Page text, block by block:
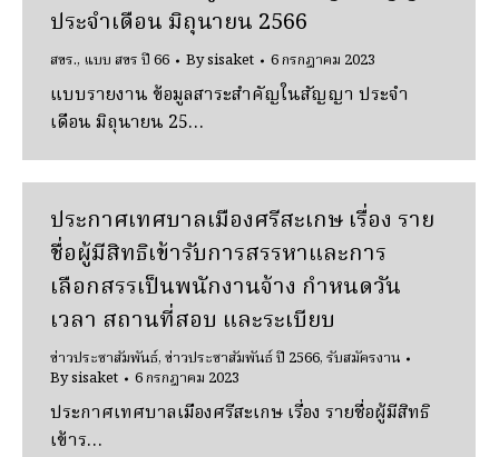
ประจำเดือน มิถุนายน 2566
สขร., แบบ สขร ปี 66 Bysisaket 6 กรกฎาคม 2023
แบบรายงาน ข้อมูลสาระสำคัญในสัญญา ประจำ
เดือน มิถุนายน 25…
ประกาศเทศบาลเมืองศรีสะเกษ เรื่อง ราย
ชื่อผู้มีสิทธิเข้ารับการสรรหาและการ
เลือกสรรเป็นพนักงานจ้าง กำหนดวัน
เวลา สถานที่สอบ และระเบียบ
ข่าวประชาสัมพันธ์,ข่าวประชาสัมพันธ์ ปี 2566,รับสมัครงาน
Bysisaket 6 กรกฎาคม 2023
ประกาศเทศบาลเมืองศรีสะเกษ เรื่อง รายชื่อผู้มีสิทธิ
เข้าร…